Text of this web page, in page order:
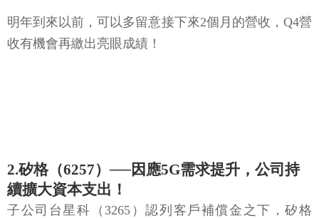
明年到來以前，可以多留意接下來2個月的營收，Q4營
收有機會再繳出亮眼成績！
2.矽格（6257）──因應5G需求提升，公司持
續擴大資本支出！
子公司台星科（3265）認列客戶補償金之下，矽格